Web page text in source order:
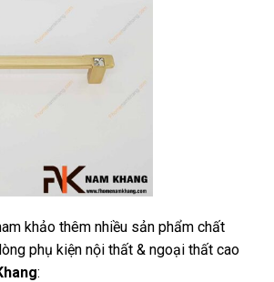
khảo thêm nhiều sản phẩm chất
phụ kiện nội thất & ngoại thất cao
: